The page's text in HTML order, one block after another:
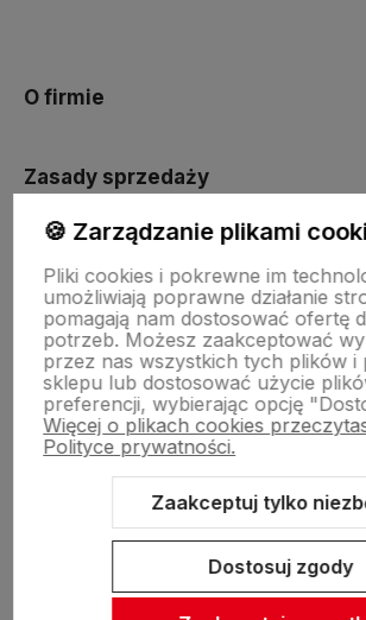
O firmie
Zasady sprzedaży
Inne
Sklep internetowy Shoper Premium
Szablon
🍪 Zarządzanie plikami
Pliki cookies i pokrewne im
umożliwiają poprawne działanie
pomagają nam dostosować ofertę
potrzeb. Możesz zaakceptować
przez nas wszystkich tych plików i
sklepu lub dostosować użycie
preferencji, wybierając opcję
Więcej o plikach cookies
Polityce prywatności.
Zaakceptuj tylko
Dostosuj zgody